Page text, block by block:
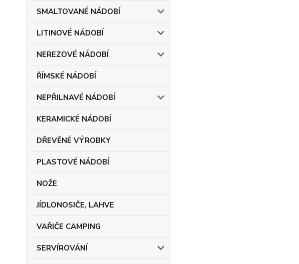
SMALTOVANÉ NÁDOBÍ
LITINOVÉ NÁDOBÍ
NEREZOVÉ NÁDOBÍ
ŘÍMSKÉ NÁDOBÍ
NEPŘILNAVÉ NÁDOBÍ
KERAMICKÉ NÁDOBÍ
DŘEVĚNÉ VÝROBKY
PLASTOVÉ NÁDOBÍ
NOŽE
JÍDLONOSIČE, LAHVE
VAŘIČE CAMPING
SERVÍROVÁNÍ